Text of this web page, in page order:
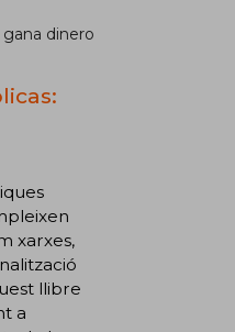
dinero
xarxes,
llibre
a